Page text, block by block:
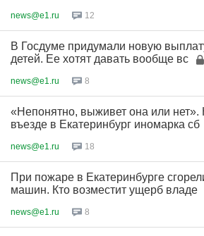
news@e1.ru 12
В Госдуме придумали новую
детей. Ее хотят давать вообще вс
news@e1.ru 8
«Непонятно, выживет она или нет».
въезде в Екатеринбург иномарка сб
news@e1.ru 18
При пожаре в Екатеринбурге
машин. Кто возместит ущерб владе
news@e1.ru 8